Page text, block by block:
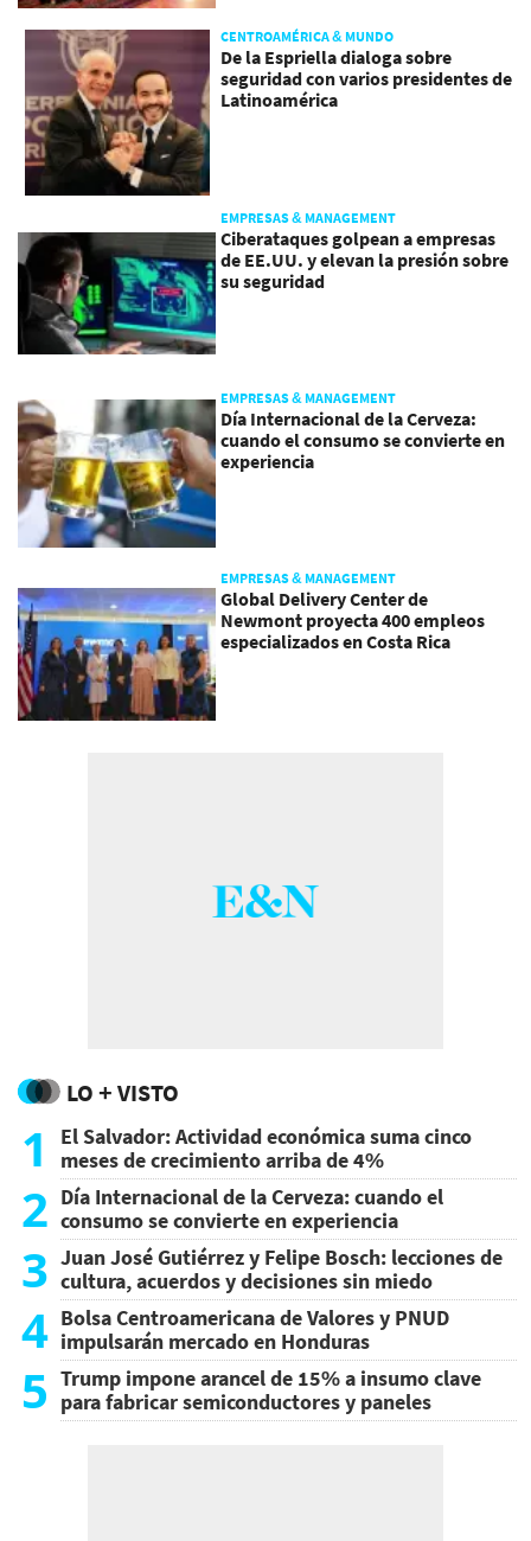
CENTROAMÉRICA & MUNDO
De la Espriella dialoga sobre
seguridad con varios presidentes de
Latinoamérica
EMPRESAS & MANAGEMENT
Ciberataques golpean a empresas
de EE.UU. y elevan la presión sobre
su seguridad
EMPRESAS & MANAGEMENT
Día Internacional de la Cerveza:
cuando el consumo se convierte en
experiencia
EMPRESAS & MANAGEMENT
Global Delivery Center de
Newmont proyecta 400 empleos
especializados en Costa Rica
LO + VISTO
1
El Salvador: Actividad económica suma cinco
meses de crecimiento arriba de 4%
2 Día Internacional de la Cerveza: cuando el
consumo se convierte en experiencia
3 Juan José Gutiérrez y Felipe Bosch: lecciones de
cultura, acuerdos y decisiones sin miedo
4 Bolsa Centroamericana de Valores y PNUD
impulsarán mercado en Honduras
5 Trump impone arancel de 15% a insumo clave
para fabricar semiconductores y paneles